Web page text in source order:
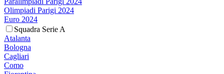
Olimpiadi Parigi 2024
Euro 2024
Squadra Serie A
Atalanta
Bologna
Cagliari
Como